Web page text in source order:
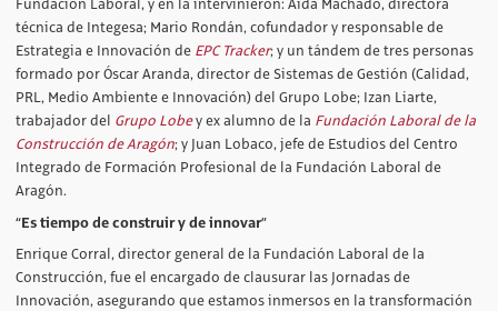
Fundación Laboral, y en la intervinieron: Aída Machado, directora
técnica de Integesa; Mario Rondán, cofundador y responsable de
Estrategia e Innovación de EPC Tracker; y un tándem de tres personas
formado por Óscar Aranda, director de Sistemas de Gestión (Calidad,
PRL, Medio Ambiente e Innovación) del Grupo Lobe; Izan Liarte,
trabajador del Grupo Lobey ex alumno de la Fundación Laboral de la
Construcción de Aragón; y Juan Lobaco, jefe de Estudios del Centro
Integrado de Formación Profesional de la Fundación Laboral de
Aragón.
“Es tiempo de construir y de innovar”
Enrique Corral, director general de la Fundación Laboral de la
Construcción, fue el encargado de clausurar las Jornadas de
Innovación, asegurando que estamos inmersos en la transformación